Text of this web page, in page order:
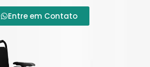
Entre em Contato